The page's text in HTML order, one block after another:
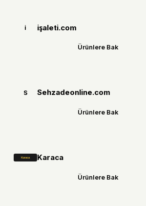
i işaleti.com
Ürünlere Bak
S Sehzadeonline.com
Ürünlere Bak
Karaca
Ürünlere Bak